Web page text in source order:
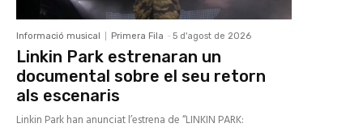
Informació musical Primera Fila - 5 d'agost de 2026
Linkin Park estrenaran un
documental sobre el seu retorn
als escenaris
Linkin Park han anunciat l’estrena de “LINKIN PARK: